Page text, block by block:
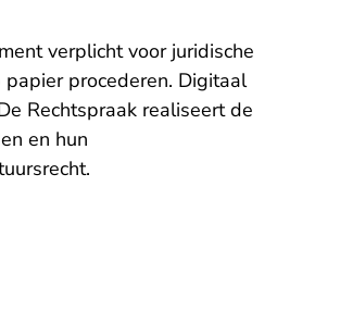
verplicht voor juridische
procederen. Digitaal
Rechtspraak realiseert de
en hun